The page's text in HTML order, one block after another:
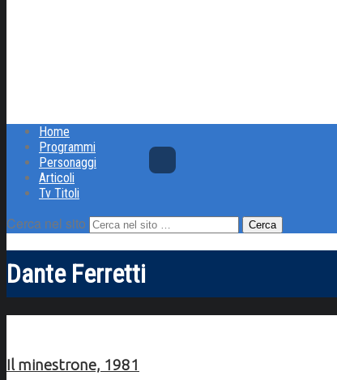
Home
Programmi
Personaggi
Articoli
Tv Titoli
Cerca nel sito
Dante Ferretti
Il minestrone, 1981